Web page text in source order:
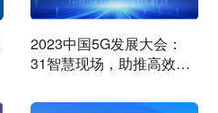
2023中国5G发展大会：
31智慧现场，助推高效会